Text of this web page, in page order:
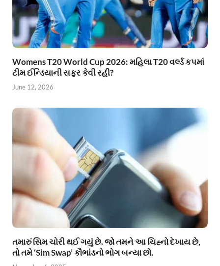
Womens T20 World Cup 2026: મહિલા T20 વર્લ્ડ કપમાં
ટીમ ઈન્ડિયાની સફર કેવી રહી?
June 12, 2026
તમારું સિમ ચોરી થઈ ગયું છે. જો તમને આ ચિહ્નો દેખાય છે,
તો તમે ‘Sim Swap’ કૌભાંડનો ભોગ બન્યા છો.